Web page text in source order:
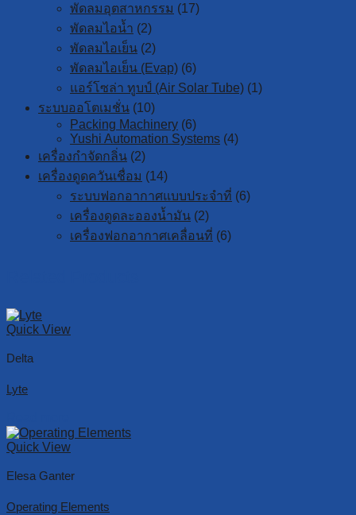
พัดลมอุตสาหกรรม (17)
พัดลมไอน้ำ (2)
พัดลมไอเย็น (2)
พัดลมไอเย็น (Evap) (6)
แอร์โซล่า ทูบป์ (Air Solar Tube) (1)
ระบบออโตเมชั่น (10)
Packing Machinery (6)
Yushi Automation Systems (4)
เครื่องกำจัดกลิ่น (2)
เครื่องดูดควันเชื่อม (14)
ระบบฟอกอากาศแบบประจำที่ (6)
เครื่องดูดละอองน้ำมัน (2)
เครื่องฟอกอากาศเคลื่อนที่ (6)
Quick View
Delta
Lyte
Quick View
Elesa Ganter
Operating Elements